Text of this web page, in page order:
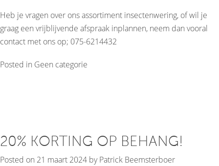
Heb je vragen over ons assortiment insectenwering, of wil je
graag een vrijblijvende afspraak inplannen, neem dan vooral
contact met ons op; 075-6214432
Posted in Geen categorie
20% KORTING OP BEHANG!
Posted on 21 maart 2024 byPatrick Beemsterboer